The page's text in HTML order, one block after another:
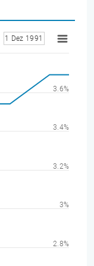
1 Dez 1991
2.8%
3%
3.2%
3.4%
3.6%